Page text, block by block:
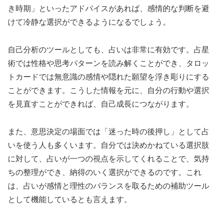
き時期」といったアドバイスがあれば、感情的な判断を避
けて冷静な選択ができるようになるでしょう。
自己分析のツールとしても、占いは非常に有効です。占星
術では性格や思考パターンを読み解くことができ、タロッ
トカードでは無意識の感情や隠れた願望を浮き彫りにする
ことができます。こうした情報を元に、自分の行動や選択
を見直すことができれば、自己成長につながります。
また、意思決定の場面では「迷った時の後押し」として占
いを使う人も多くいます。自分では決めかねている選択肢
に対して、占いが一つの視点を示してくれることで、気持
ちの整理ができ、納得のいく選択ができるのです。これ
は、占いが感情と理性のバランスを取るための補助ツール
として機能しているとも言えます。